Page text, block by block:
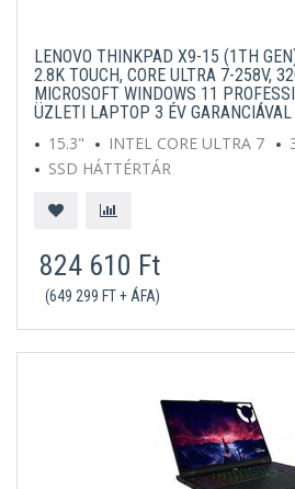
LENOVO THINKPAD X9-15 (1TH
2.8K TOUCH, CORE ULTRA 7-258V,
MICROSOFT WINDOWS 11
ÜZLETI LAPTOP 3 ÉV GARANCIÁVAL
15.3"
INTEL CORE ULTRA 7
SSD HÁTTÉRTÁR
824 610 Ft
(649 299 FT + ÁFA)